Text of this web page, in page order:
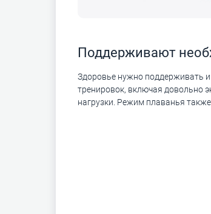
Поддерживают
Здоровье нужно поддерживать и
тренировок, включая довольно
нагрузки. Режим плаванья